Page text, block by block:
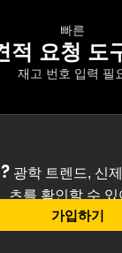
빠른
적 요청 도
재고 번호 입력 필
광학 트렌드, 신
츠를 확인할 수 있
가입하기